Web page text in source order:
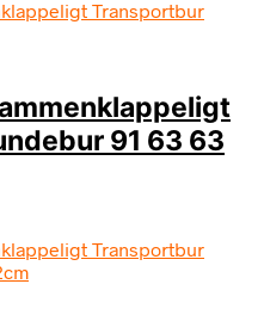
91 63 63